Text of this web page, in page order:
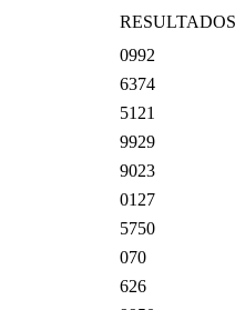
RESULTADOS
0992
6374
5121
9929
9023
0127
5750
070
626